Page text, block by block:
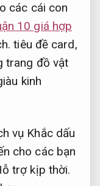
các cái con
10 giá hợp
tiêu đề card,
trang đồ vật
kinh
vụ Khắc dấu
cho các bạn
trợ kịp thời.